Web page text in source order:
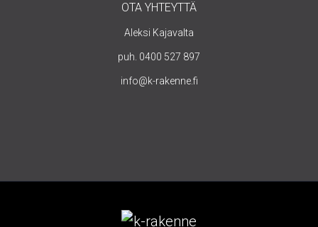
OTA YHTEYTTÄ
Aleksi Kajavalta
puh. 0400 527 897
info@k-rakenne.fi